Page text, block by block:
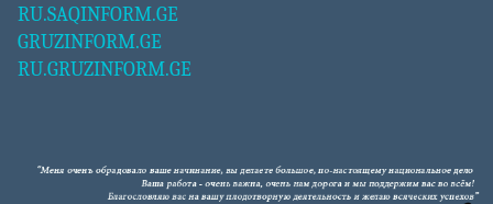
RU.SAQINFORM.GE
GRUZINFORM.GE
RU.GRUZINFORM.GE